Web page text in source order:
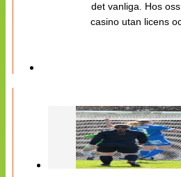
det vanliga. Hos
casino utan licens